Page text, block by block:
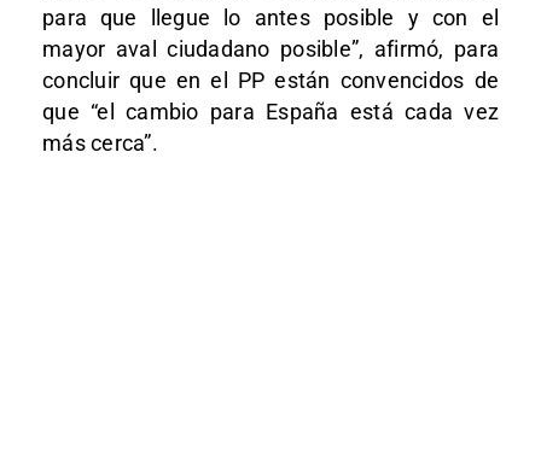
para que llegue lo antes posible y con el
mayor aval ciudadano posible”, afirmó, para
concluir que en el PP están convencidos de
que “el cambio para España está cada vez
más cerca”.